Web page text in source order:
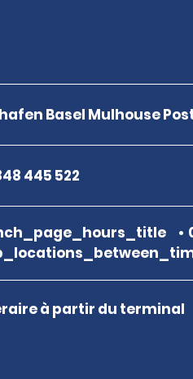
Basel Mulhouse
445 522
à partir du terminal